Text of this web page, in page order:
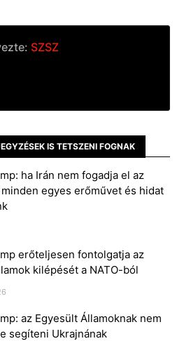
SZSZ
IS TETSZENI FOGNAK
ha Irán nem fogadja el az
egyes erőművet és hidat
erőteljesen fontolgatja az
kilépését a NATO-ból
az Egyesült Államoknak nem
segíteni Ukrajnának